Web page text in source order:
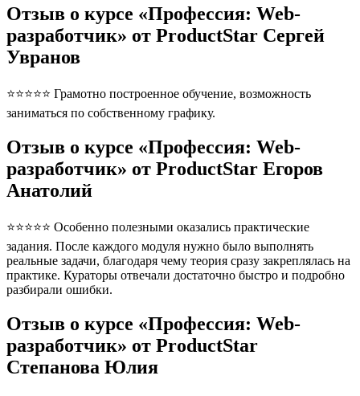
Отзыв о курсе «Профессия: Web-
разработчик» от ProductStar Сергей
Увранов
⭐⭐⭐⭐⭐ Грамотно построенное обучение, возможность
заниматься по собственному графику.
Отзыв о курсе «Профессия: Web-
разработчик» от ProductStar Егоров
Анатолий
⭐⭐⭐⭐⭐ Особенно полезными оказались практические
задания. После каждого модуля нужно было выполнять
реальные задачи, благодаря чему теория сразу закреплялась на
практике. Кураторы отвечали достаточно быстро и подробно
разбирали ошибки.
Отзыв о курсе «Профессия: Web-
разработчик» от ProductStar
Степанова Юлия